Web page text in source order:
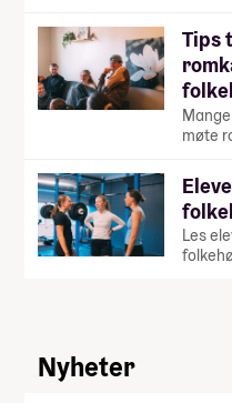
Tips
møte
Les
Nyheter